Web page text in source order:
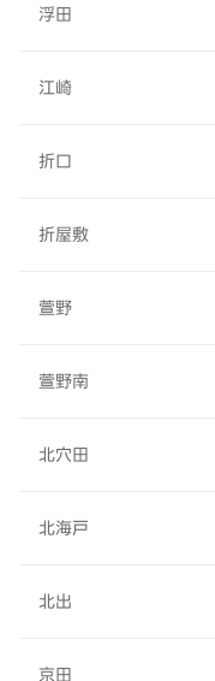
浮田
江崎
折口
折屋敷
萱野
萱野南
北穴田
北海戸
北出
京田